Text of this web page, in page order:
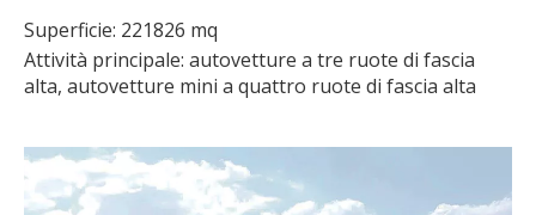
Superficie: 221826 mq
Attività principale: autovetture a tre ruote di fascia
alta, autovetture mini a quattro ruote di fascia alta